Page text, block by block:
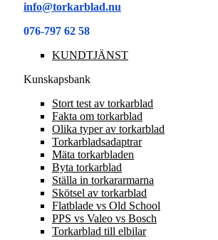
info@torkarblad.nu
076-797 62 58
KUNDTJÄNST
Kunskapsbank
Stort test av torkarblad
Fakta om torkarblad
Olika typer av torkarblad
Torkarbladsadaptrar
Mäta torkarbladen
Byta torkarblad
Ställa in torkararmarna
Skötsel av torkarblad
Flatblade vs Old School
PPS vs Valeo vs Bosch
Torkarblad till elbilar